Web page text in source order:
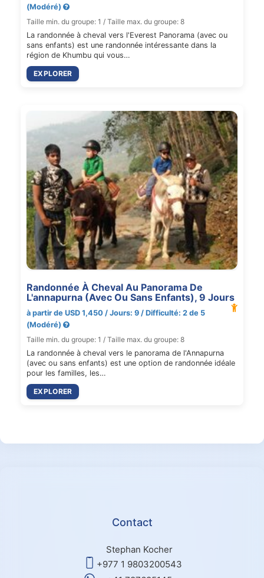
(Modéré)
Taille min. du groupe: 1 / Taille max. du groupe: 8
La randonnée à cheval vers l'Everest Panorama (avec ou
sans enfants) est une randonnée intéressante dans la
région de Khumbu qui vous…
EXPLORER
Randonnée À Cheval Au Panorama De
L'annapurna (Avec Ou Sans Enfants), 9 Jours
à partir de USD 1,450 / Jours: 9 / Difficulté: 2 de 5
(Modéré)
Taille min. du groupe: 1 / Taille max. du groupe: 8
La randonnée à cheval vers le panorama de l'Annapurna
(avec ou sans enfants) est une option de randonnée idéale
pour les familles, les…
EXPLORER
Contact
Stephan Kocher
+977 1 9803200543